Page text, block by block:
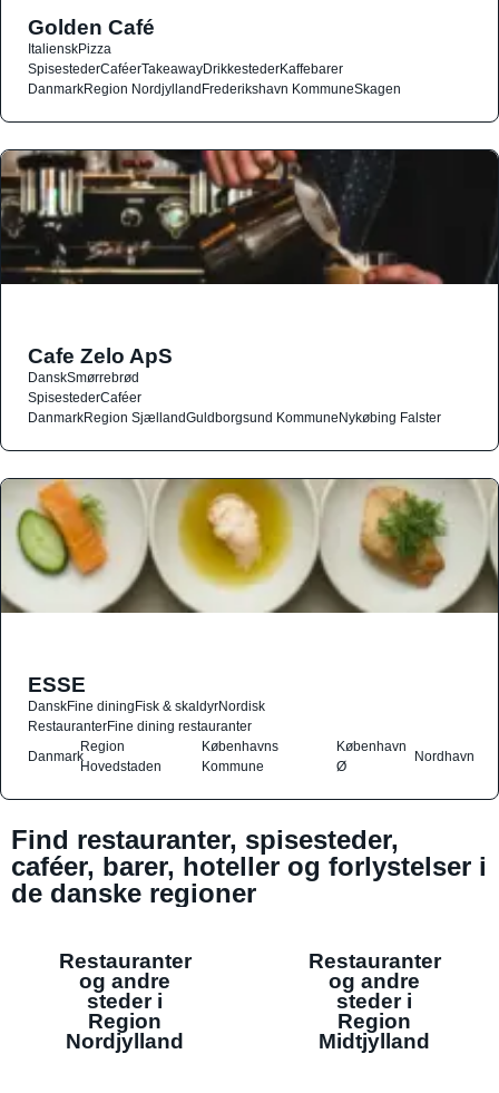
Golden Café
ItalienskPizza
SpisestederCaféerTakeawayDrikkestederKaffebarer
DanmarkRegion NordjyllandFrederikshavn KommuneSkagen
Cafe Zelo ApS
DanskSmørrebrød
SpisestederCaféer
DanmarkRegion SjællandGuldborgsund KommuneNykøbing Falster
ESSE
DanskFine diningFisk & skaldyrNordisk
RestauranterFine dining restauranter
Danmark
Region
Hovedstaden
Københavns
Kommune
København
Ø
Nordhavn
Find restauranter, spisesteder,
caféer, barer, hoteller og forlystelser i
de danske regioner
Restauranter
og andre
steder i
Region
Nordjylland
Restauranter
og andre
steder i
Region
Midtjylland